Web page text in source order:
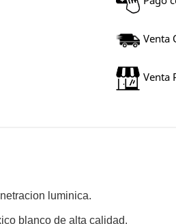
Venta
Venta
luminica.
blanco de alta calidad.